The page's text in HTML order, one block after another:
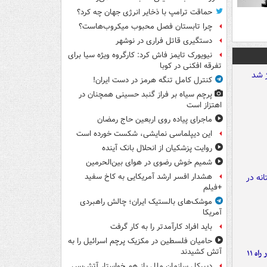
موج بارش‌های تابستانه در راه ۱۱
حماقت ترامپ با ذخایر انرژی جهان چه کرد؟
چرا تابستان فصل محبوب میکروب‌هاست؟
دستگیری قاتل فراری در نوشهر
نیویورک تایمز فاش کرد: کارگروه ویژه سیا برای
تفرقه افکنی در کوبا
کنترل کامل تنگه هرمز در دست ایران!
پرچم سیاه بر فراز گنبد حسینی همچنان در
اهتزاز است
ماجرای پیاده روی اربعین حاج رمضان
این دیپلماسی نمایشی، شکست خورده است
روایت پزشکیان از انحلال بانک آینده
شمیم خوش رضوی در هوای بین‌الحرمین
هشدار افسر ارشد آمریکایی به کاخ سفید
+فیلم
موشک‌های بالستیک ایران؛ چالش راهبردی
آمریکا
باید افراد کارآمدتر را به کار گرفت
حامیان فلسطین در مکزیک پرچم اسرائیل را به
آتش کشیدند